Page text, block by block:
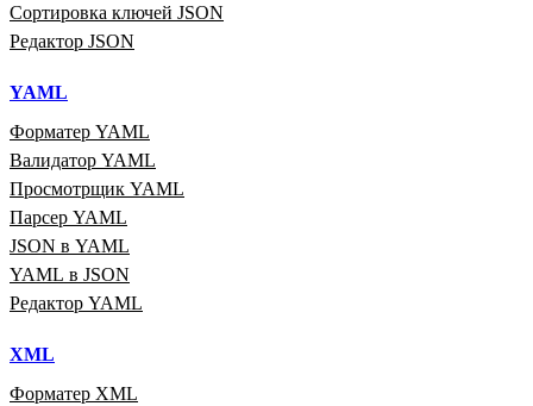
Сортировка ключей JSON
Редактор JSON
YAML
Форматер YAML
Валидатор YAML
Просмотрщик YAML
Парсер YAML
JSON в YAML
YAML в JSON
Редактор YAML
XML
Форматер XML